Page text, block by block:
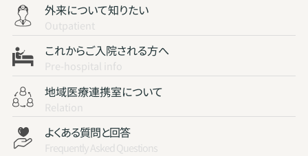
外来について知りたい
Outpatient
これからご入院される方へ
Pre-hospital info
地域医療連携室について
Relation
よくある質問と回答
Frequently Asked Questions